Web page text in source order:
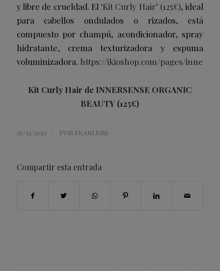
y libre de crueldad. El ‘Kit Curly Hair’ (125€), ideal
para cabellos ondulados o rizados, está
compuesto por champú, acondicionador, spray
hidratante, crema texturizadora y espuma
voluminizadora. https://ikioshop.com/pages/
Kit Curly Hair de INNERSENSE ORGANIC
BEAUTY (125€)
26/12/2023 POR FEARLESS
Compartir esta entrada